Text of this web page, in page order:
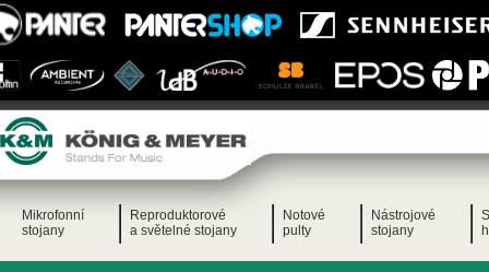
Mikrofonní
stojany
Reproduktorové
a světelné stojany
Notové
pulty
Nástrojové
stojany